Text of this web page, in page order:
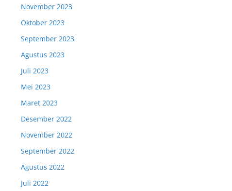
November 2023
Oktober 2023
September 2023
Agustus 2023
Juli 2023
Mei 2023
Maret 2023
Desember 2022
November 2022
September 2022
Agustus 2022
Juli 2022